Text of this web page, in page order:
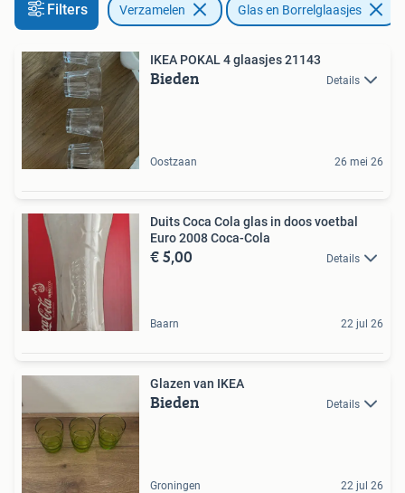
Filters Verzamelen Glas en Borrelglaasjes
IKEA POKAL 4 glaasjes 21143
Bieden Details
Oostzaan 26 mei 26
Duits Coca Cola glas in doos voetbal
Euro 2008 Coca-Cola
€ 5,00 Details
Baarn 22 jul 26
Glazen van IKEA
Bieden Details
Groningen 22 jul 26